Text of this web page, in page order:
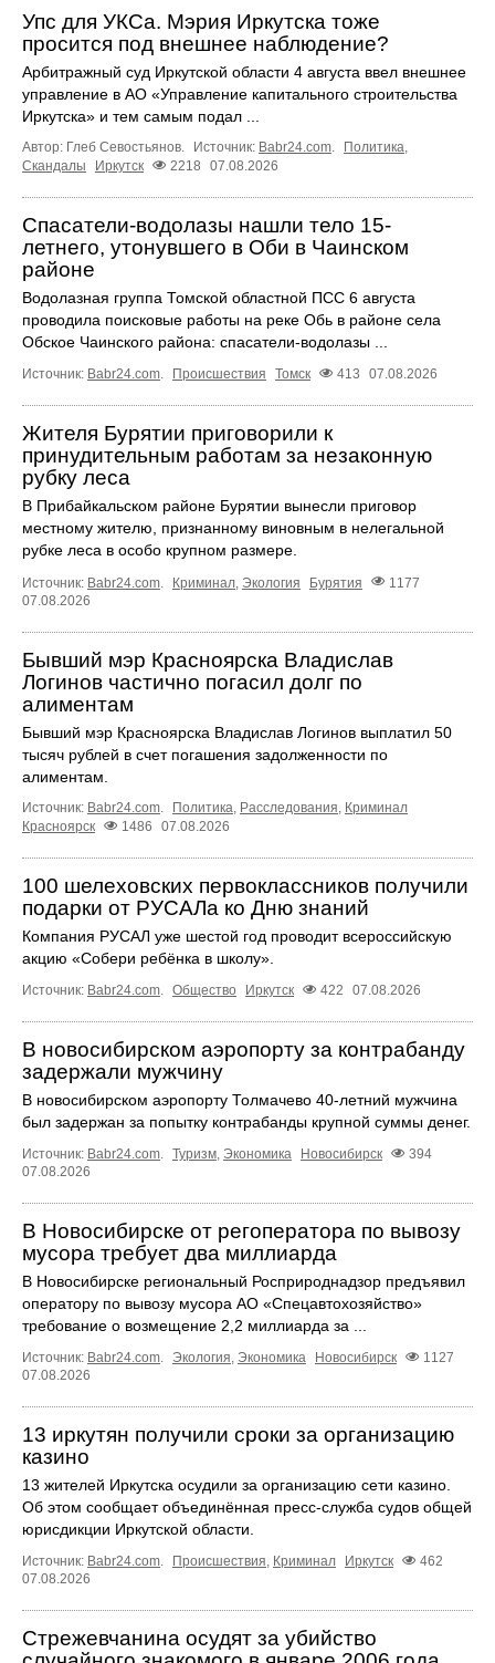
Упс для УКСа. Мэрия Иркутска тоже
просится под внешнее наблюдение?
Арбитражный суд Иркутской области 4 августа ввел внешнее
управление в АО «Управление капитального строительства
Иркутска» и тем самым подал ...
Автор: Глеб Севостьянов. Источник: Babr24.com. Политика,
Скандалы
Иркутск 2218 07.08.2026
Спасатели-водолазы нашли тело 15-
летнего, утонувшего в Оби в Чаинском
районе
Водолазная группа Томской областной ПСС 6 августа
проводила поисковые работы на реке Обь в районе села
Обское Чаинского района: спасатели-водолазы ...
Источник: Babr24.com. Происшествия Томск 413 07.08.2026
Жителя Бурятии приговорили к
принудительным работам за незаконную
рубку леса
В Прибайкальском районе Бурятии вынесли приговор
местному жителю, признанному виновным в нелегальной
рубке леса в особо крупном размере.
Источник: Babr24.com Криминал Экология Бурятия
1177
07.08.2026
Бывший мэр Красноярска Владислав
Логинов частично погасил долг по
алиментам
Бывший мэр Красноярска Владислав Логинов выплатил 50
тысяч рублей в счет погашения задолженности по
алиментам.
Источник: Babr24.com Политика Расследования Криминал
Красноярск
1486 07.08.2026
100 шелеховских первоклассников получили
подарки от РУСАЛа ко Дню знаний
Компания РУСАЛ уже шестой год проводит всероссийскую
акцию «Собери ребёнка в школу».
Источник: Babr24.com Общество Иркутск 422 07.08.2026
В новосибирском аэропорту за контрабанду
задержали мужчину
В новосибирском аэропорту Толмачево 40-летний мужчина
был задержан за попытку контрабанды крупной суммы денег.
Источник: Babr24.com. Туризм, Экономика Новосибирск
394
07.08.2026
В Новосибирске от регоператора по вывозу
мусора требует два миллиарда
В Новосибирске региональный Росприроднадзор предъявил
оператору по вывозу мусора АО «Спецавтохозяйство»
требование о возмещение 2,2 миллиарда за ...
Источник: Babr24.com. Экология, Экономика Новосибирск
1127
07.08.2026
13 иркутян получили сроки за организацию
казино
13 жителей Иркутска осудили за организацию сети казино.
Об этом сообщает объединённая пресс‑служба судов общей
юрисдикции Иркутской области.
Источник: Babr24.com. Происшествия, Криминал Иркутск
462
07.08.2026
Стрежевчанина осудят за убийство